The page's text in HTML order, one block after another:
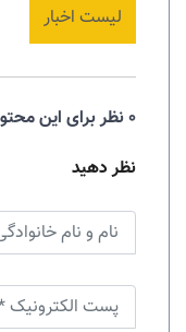
لیست اخبار
0 نظر برای این محتوا وجود دارد
نظر دهید